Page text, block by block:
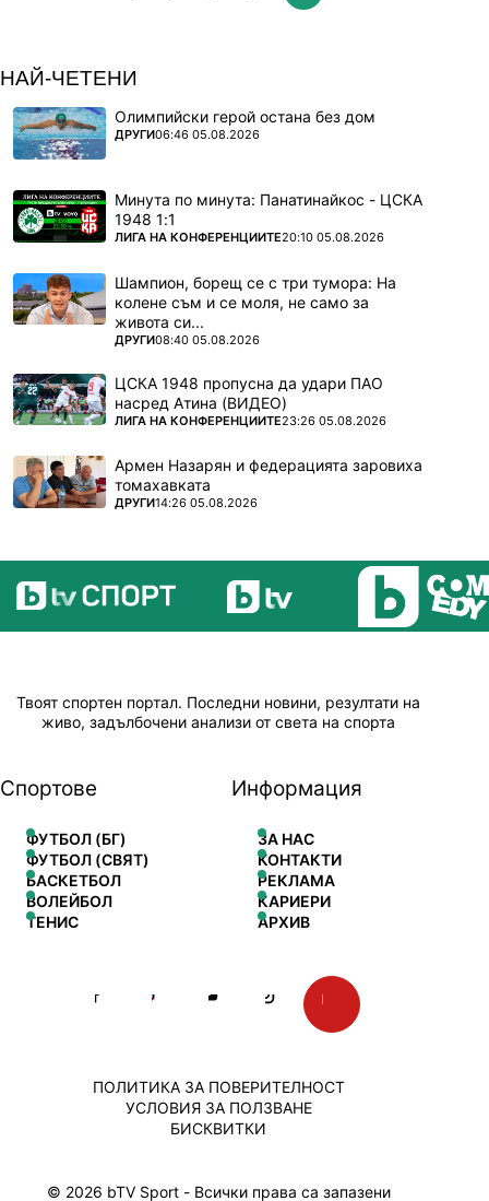
НАЙ-ЧЕТЕНИ
Олимпийски герой остана без дом
ПОВЕЧЕ ОТ
ДРУГИ06:46 05.08.2026
Минута по минута: Панатинайкос - ЦСКА
1948 1:1
ПОВЕЧЕ ОТ
ЛИГА НА КОНФЕРЕНЦИИТЕ20:10 05.08.2026
Шампион, борещ се с три тумора: На
колене съм и се моля, не само за
живота си...
ПОВЕЧЕ ОТ
ДРУГИ08:40 05.08.2026
ЦСКА 1948 пропусна да удари ПАО
насред Атина (ВИДЕО)
ПОВЕЧЕ ОТ
ЛИГА НА КОНФЕРЕНЦИИТЕ23:26 05.08.2026
Армен Назарян и федерацията заровиха
томахавката
ПОВЕЧЕ ОТ
ДРУГИ14:26 05.08.2026
Твоят спортен портал. Последни новини, резултати на
живо, задълбочени анализи от света на спорта
Спортове
ФУТБОЛ (БГ)
ФУТБОЛ (СВЯТ)
БАСКЕТБОЛ
ВОЛЕЙБОЛ
ТЕНИС
Информация
ЗА НАС
КОНТАКТИ
РЕКЛАМА
КАРИЕРИ
АРХИВ
© 2026 bTV Sport - Всички права са запазени
ПОЛИТИКА ЗА ПОВЕРИТЕЛНОСТ
УСЛОВИЯ ЗА ПОЛЗВАНЕ
БИСКВИТКИ